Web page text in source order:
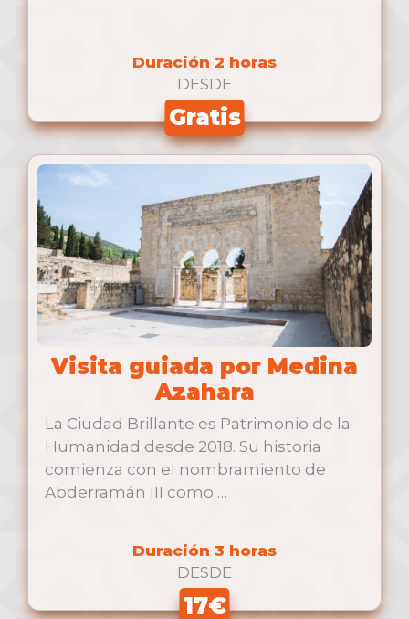
Duración 2 horas
DESDE
Gratis
Visita guiada por Medina
Azahara
La Ciudad Brillante es Patrimonio de la
Humanidad desde 2018. Su historia
comienza con el nombramiento de
Abderramán III como …
Duración 3 horas
DESDE
17€